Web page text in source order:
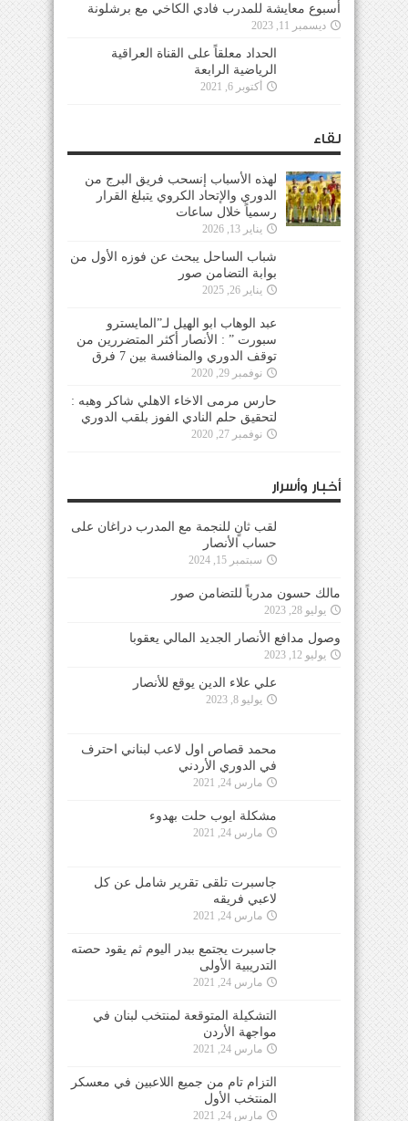
أسبوع معايشة للمدرب فادي الكاخي مع برشلونة
ديسمبر 11, 2023
الحداد معلقاً على القناة العراقية
الرياضية الرابعة
أكتوبر 6, 2021
لقاء
لهذه الأسباب إنسحب فريق البرج من
الدوري والإتحاد الكروي يتبلغ القرار
رسمياً خلال ساعات
يناير 13, 2026
شباب الساحل يبحث عن فوزه الأول من
بوابة التضامن صور
يناير 26, 2025
عبد الوهاب ابو الهيل لـ”المايسترو
سبورت ” : الأنصار أكثر المتضررين من
توقف الدوري والمنافسة بين 7 فرق
نوفمبر 29, 2020
حارس مرمى الاخاء الاهلي شاكر وهبه :
لتحقيق حلم النادي الفوز بلقب الدوري
نوفمبر 27, 2020
أخبار وأسرار
لقب ثانٍ للنجمة مع المدرب دراغان على
حساب الأنصار
سبتمبر 15, 2024
مالك حسون مدرباً للتضامن صور
يوليو 28, 2023
وصول مدافع الأنصار الجديد المالي يعقوبا
يوليو 12, 2023
علي علاء الدين يوقع للأنصار
يوليو 8, 2023
محمد قصاص اول لاعب لبناني احترف
في الدوري الأردني
مارس 24, 2021
مشكلة ايوب حلت بهدوء
مارس 24, 2021
جاسبرت تلقى تقرير شامل عن كل
لاعبي فريقه
مارس 24, 2021
جاسبرت يجتمع ببدر اليوم ثم يقود حصته
التدريبية الأولى
مارس 24, 2021
التشكيلة المتوقعة لمنتخب لبنان في
مواجهة الأردن
مارس 24, 2021
التزام تام من جميع اللاعبين في معسكر
المنتخب الأول
مارس 24, 2021